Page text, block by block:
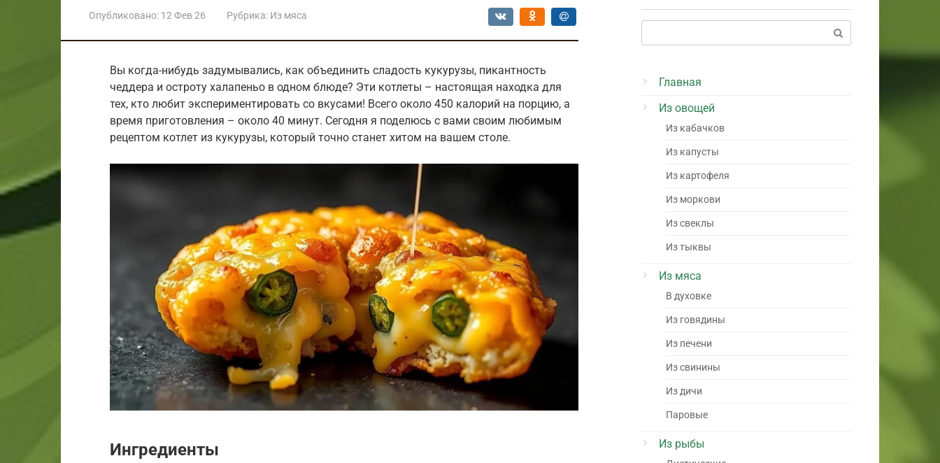
Опубликовано: 12 Фев 26 Рубрика: Из мяса
Вы когда-нибудь задумывались, как объединить сладость кукурузы, пикантность
чеддера и остроту халапеньо в одном блюде? Эти котлеты – настоящая находка для
тех, кто любит экспериментировать со вкусами! Всего около 450 калорий на порцию, а
время приготовления – около 40 минут. Сегодня я поделюсь с вами своим любимым
рецептом котлет из кукурузы, который точно станет хитом на вашем столе.
Ингредиенты
Главная
Из овощей
Из кабачков
Из капусты
Из картофеля
Из моркови
Из свеклы
Из тыквы
Из мяса
В духовке
Из говядины
Из печени
Из свинины
Из дичи
Паровые
Из рыбы